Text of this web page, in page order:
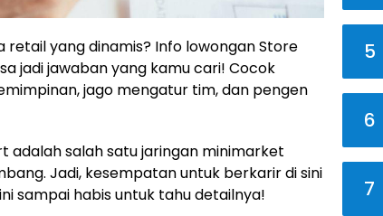
retail yang dinamis? Info lowongan Store
jadi jawaban yang kamu cari! Cocok
jago mengatur tim, dan pengen
adalah salah satu jaringan minimarket
Jadi, kesempatan untuk berkarir di sini
sampai habis untuk tahu detailnya!
5
6
7